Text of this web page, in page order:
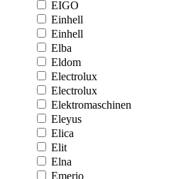
EIGO
Einhell
Einhell
Elba
Eldom
Electrolux
Electrolux
Elektromaschinen
Eleyus
Elica
Elit
Elna
Emerio